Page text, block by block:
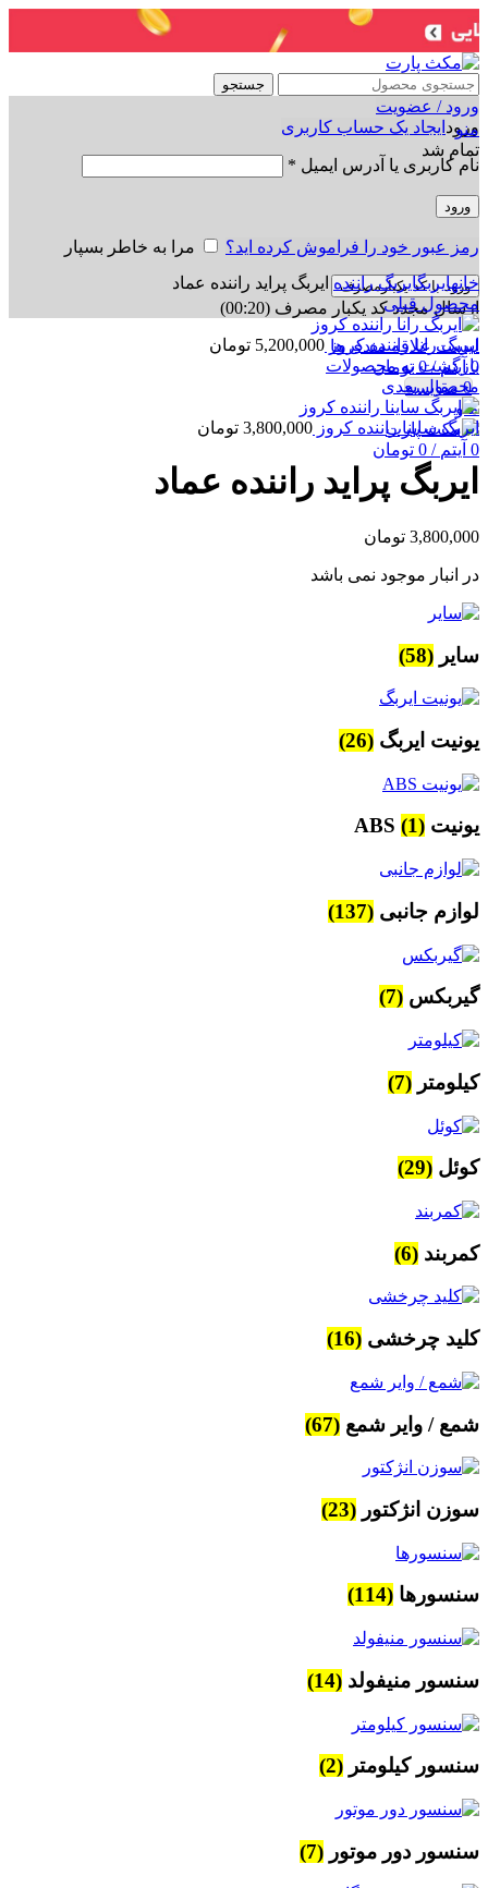
جستجو
ورود / عضویت
ورود ایجاد یک حساب کاربری
نام کاربری یا آدرس ایمیل *
ورود
رمز عبور خود را فراموش کرده اید؟ مرا به خاطر بسپار
ورود با کد یکبارمصرف
ارسال مجدد کد یکبار مصرف (00:
20
)
لیست علاقه مندی ها
0 آیتم /
0 تومان
0 مقایسه
منو
0 آیتم /
0 تومان
منو
تمام شد
برای بزرگنمایی کلیک کنید
خانهایربگایربگ رانندهایربگ پراید راننده عماد
محصول قبلی
ایربگ رانا راننده کروز 5,200,000 تومان
بازگشت به محصولات
محصول بعدی
ایربگ ساینا راننده کروز 3,800,000 تومان
ایربگ پراید راننده عماد
3,800,000 تومان
در انبار موجود نمی باشد
سایر (58)
یونیت ایربگ (26)
یونیت ABS (1)
لوازم جانبی (137)
گیربکس (7)
کیلومتر (7)
کوئل (29)
کمربند (6)
کلید چرخشی (16)
شمع / وایر شمع (67)
سوزن انژکتور (23)
سنسورها (114)
سنسور منیفولد (14)
سنسور کیلومتر (2)
سنسور دور موتور (7)